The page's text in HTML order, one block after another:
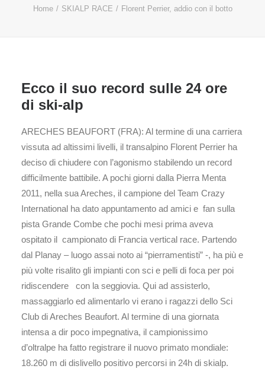
Home SKIALP RACE Florent Perrier, addio con il botto
Ecco il suo record sulle 24 ore
di ski-alp
ARECHES BEAUFORT (FRA): Al termine di una carriera
vissuta ad altissimi livelli, il transalpino Florent Perrier ha
deciso di chiudere con l’agonismo stabilendo un record
difficilmente battibile. A pochi giorni dalla Pierra Menta
2011, nella sua Areches, il campione del Team Crazy
International ha dato appuntamento ad amici e fan sulla
pista Grande Combe che pochi mesi prima aveva
ospitato il campionato di Francia vertical race. Partendo
dal Planay – luogo assai noto ai “pierramentisti” -, ha più e
più volte risalito gli impianti con sci e pelli di foca per poi
ridiscendere con la seggiovia. Qui ad assisterlo,
massaggiarlo ed alimentarlo vi erano i ragazzi dello Sci
Club di Areches Beaufort. Al termine di una giornata
intensa a dir poco impegnativa, il campionissimo
d’oltralpe ha fatto registrare il nuovo primato mondiale:
18.260 m di dislivello positivo percorsi in 24h di skialp.